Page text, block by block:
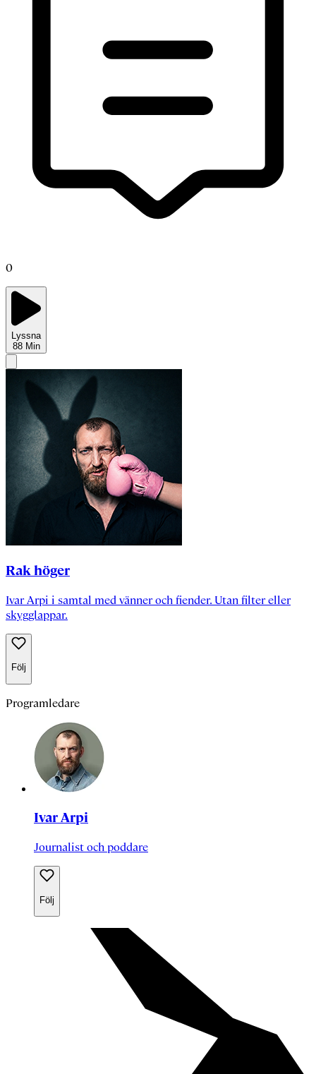
0
Lyssna
88 Min
Rak höger
Ivar Arpi i samtal med vänner och fiender. Utan filter eller
skygglappar.
Följ
Programledare
Ivar Arpi
Journalist och poddare
Följ